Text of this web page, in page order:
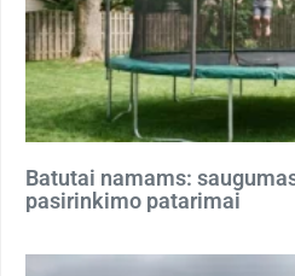
Batutai namams:
pasirinkimo patarimai